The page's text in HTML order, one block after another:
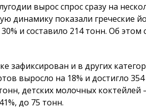
вырос спрос сразу на
динамику показали греческие
и составило 214 тонн. Об
зафиксирован и в других
выросло на 18% и достигло
детских молочных коктейлей
до 75 тонн.